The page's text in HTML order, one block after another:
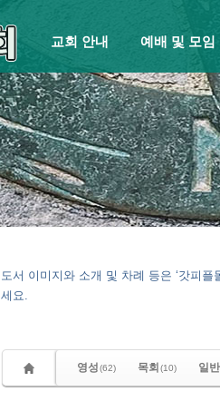
교회 안내 예배 및 모임
도서 이미지와 소개 및 차례 등은 ‘갓피
세요.
영성(62) 목회 (10) 일반